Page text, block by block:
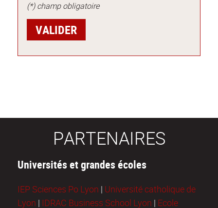
(*) champ obligatoire
PARTENAIRES
Universités et grandes écoles
IEP Sciences Po Lyon | Université catholique de
Lyon | IDRAC Business School Lyon | Ecole